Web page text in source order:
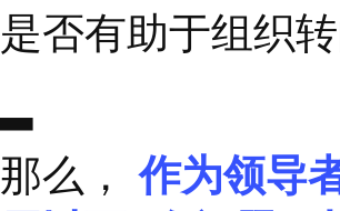
生活中成长，
他将赋能他人
户的业务，提